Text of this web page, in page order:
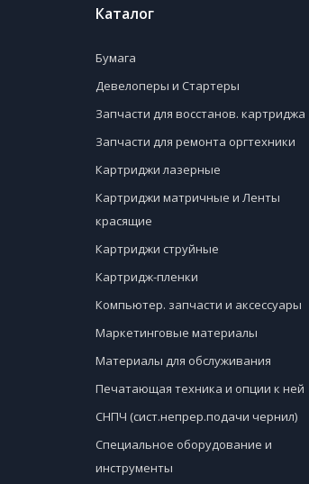
Каталог
Бумага
Девелоперы и Стартеры
Запчасти для восстанов. картриджа
Запчасти для ремонта оргтехники
Картриджи лазерные
Картриджи матричные и Ленты
красящие
Картриджи струйные
Картридж-пленки
Компьютер. запчасти и аксессуары
Маркетинговые материалы
Материалы для обслуживания
Печатающая техника и опции к ней
СНПЧ (сист.непрер.подачи чернил)
Специальное оборудование и
инструменты